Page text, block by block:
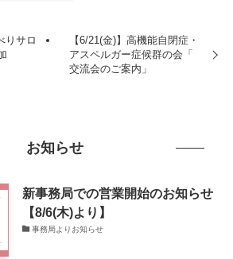
りサロ
【6/21(金)】高機能自閉症・
アスペルガー症候群の会「
交流会のご案内」
お知らせ
新事務局での営業開始のお知らせ
【8/6(木)より】
事務局よりお知らせ